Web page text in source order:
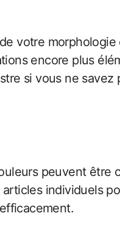
votre
encore plus
si vous ne savez
peuvent être
individuels